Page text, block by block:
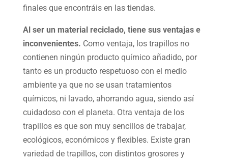
finales que encontráis en las tiendas.
Al ser un material reciclado, tiene sus ventajas e
inconvenientes. Como ventaja, los trapillos no
contienen ningún producto químico añadido, por
tanto es un producto respetuoso con el medio
ambiente ya que no se usan tratamientos
químicos, ni lavado, ahorrando agua, siendo así
cuidadoso con el planeta. Otra ventaja de los
trapillos es que son muy sencillos de trabajar,
ecológicos, económicos y flexibles. Existe gran
variedad de trapillos, con distintos grosores y